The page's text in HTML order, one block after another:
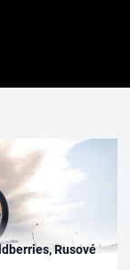
Rusové